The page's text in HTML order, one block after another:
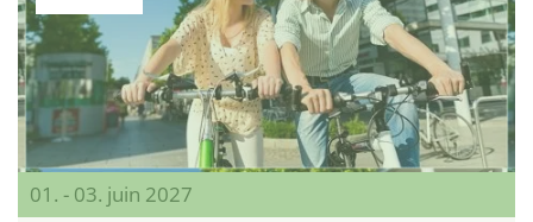
01. - 03. juin 2027